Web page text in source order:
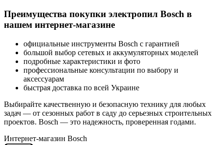
Преимущества покупки электропил Bosch в
нашем интернет-магазине
официальные инструменты Bosch с гарантией
большой выбор сетевых и аккумуляторных моделей
подробные характеристики и фото
профессиональные консультации по выбору и
аксессуарам
быстрая доставка по всей Украине
Выбирайте качественную и безопасную технику для любых
задач — от сезонных работ в саду до серьезных строительных
проектов. Bosch — это надежность, проверенная годами.
Интернет-магазин Bosch